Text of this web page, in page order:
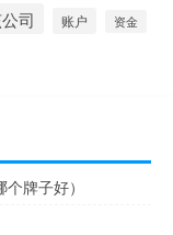
司 账户 资金
牌子好）